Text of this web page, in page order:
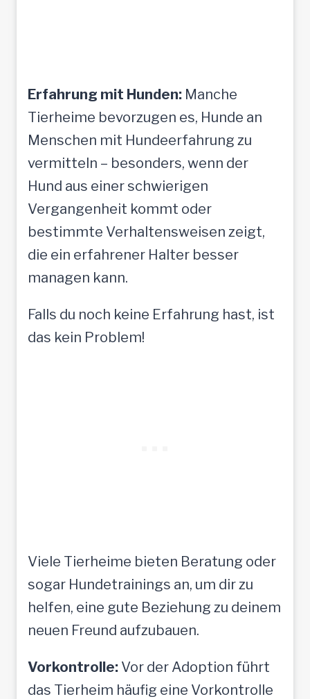
Erfahrung mit Hunden: Manche
Tierheime bevorzugen es, Hunde an
Menschen mit Hundeerfahrung zu
vermitteln – besonders, wenn der
Hund aus einer schwierigen
Vergangenheit kommt oder
bestimmte Verhaltensweisen zeigt,
die ein erfahrener Halter besser
managen kann.
Falls du noch keine Erfahrung hast, ist
das kein Problem!
Viele Tierheime bieten Beratung oder
sogar Hundetrainings an, um dir zu
helfen, eine gute Beziehung zu deinem
neuen Freund aufzubauen.
Vorkontrolle: Vor der Adoption führt
das Tierheim häufig eine Vorkontrolle